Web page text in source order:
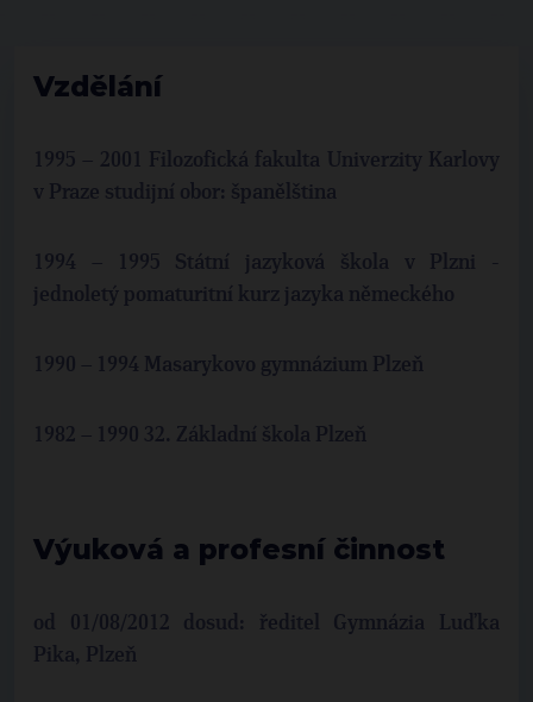
Vzdělání
1995 – 2001 Filozofická fakulta Univerzity Karlovy
v Praze studijní obor: španělština
1994 – 1995 Státní jazyková škola v Plzni -
jednoletý pomaturitní kurz jazyka německého
1990 – 1994 Masarykovo gymnázium Plzeň
1982 – 1990 32. Základní škola Plzeň
Výuková a profesní činnost
od 01/08/2012 dosud: ředitel Gymnázia Luďka
Pika, Plzeň